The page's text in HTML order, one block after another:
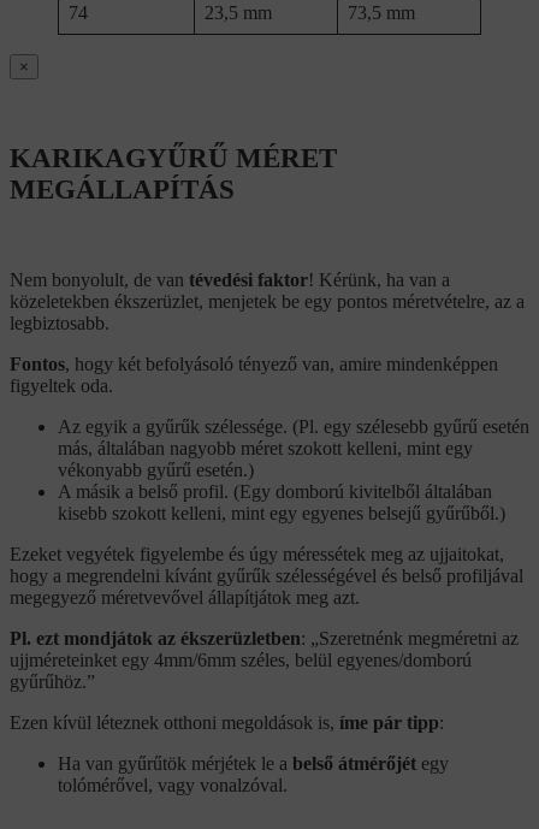
74 23,5 mm 73,5 mm
×
KARIKAGYŰRŰ MÉRET
MEGÁLLAPÍTÁS
Nem bonyolult, de van tévedési faktor! Kérünk, ha van a
közeletekben ékszerüzlet, menjetek be egy pontos méretvételre, az a
legbiztosabb.
Fontos, hogy két befolyásoló tényező van, amire mindenképpen
figyeltek oda.
Az egyik a gyűrűk szélessége. (Pl. egy szélesebb gyűrű esetén
más, általában nagyobb méret szokott kelleni, mint egy
vékonyabb gyűrű esetén.)
A másik a belső profil. (Egy domború kivitelből általában
kisebb szokott kelleni, mint egy egyenes belsejű gyűrűből.)
Ezeket vegyétek figyelembe és úgy méressétek meg az ujjaitokat,
hogy a megrendelni kívánt gyűrűk szélességével és belső profiljával
megegyező méretvevővel állapítjátok meg azt.
Pl. ezt mondjátok az ékszerüzletben: „Szeretnénk megméretni az
ujjméreteinket egy 4mm/6mm széles, belül egyenes/domború
gyűrűhöz.”
Ezen kívül léteznek otthoni megoldások is, íme pár tipp:
Ha van gyűrűtök mérjétek le a belső átmérőjét egy
tolómérővel, vagy vonalzóval.